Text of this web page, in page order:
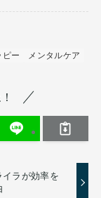
ピー メンタルケア
イラが効率を